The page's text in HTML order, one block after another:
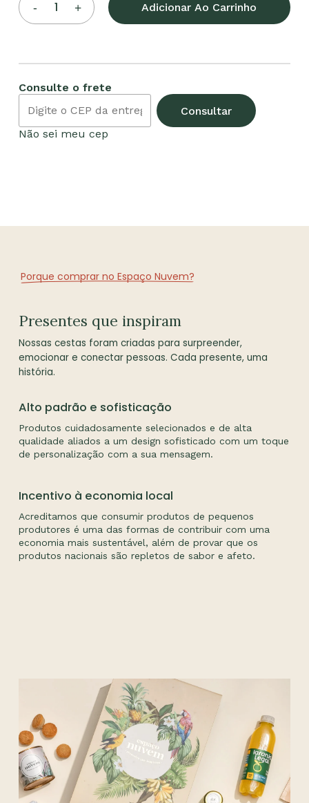
carrinho.
Go To Shop
Adicionar Ao Carrinho
Consulte o frete
Consultar
Não sei meu cep
Porque comprar no Espaço Nuvem?
Presentes que inspiram
Nossas cestas foram criadas para surpreender,
emocionar e conectar pessoas. Cada presente, uma
história.
Alto padrão e sofisticação
Produtos cuidadosamente selecionados e de alta
qualidade aliados a um design sofisticado com um toque
de personalização com a sua mensagem.
Incentivo à economia local
Acreditamos que consumir produtos de pequenos
produtores é uma das formas de contribuir com uma
economia mais sustentável, além de provar que os
produtos nacionais são repletos de sabor e afeto.